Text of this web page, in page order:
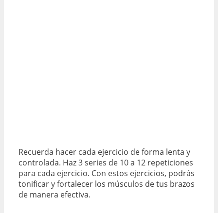
Recuerda hacer cada ejercicio de forma lenta y
controlada. Haz 3 series de 10 a 12 repeticiones
para cada ejercicio. Con estos ejercicios, podrás
tonificar y fortalecer los músculos de tus brazos
de manera efectiva.